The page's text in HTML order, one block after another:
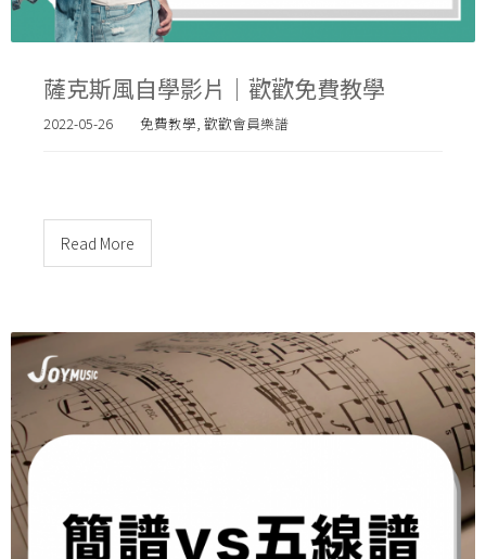
薩克斯風自學影片｜歡歡免費教學
2022-05-26 免費教學, 歡歡會員樂譜
Read More